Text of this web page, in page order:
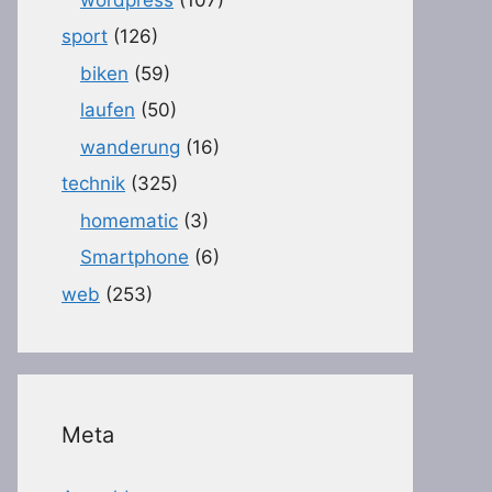
sport (126)
biken (59)
laufen (50)
wanderung (16)
technik (325)
homematic (3)
Smartphone (6)
web (253)
Meta